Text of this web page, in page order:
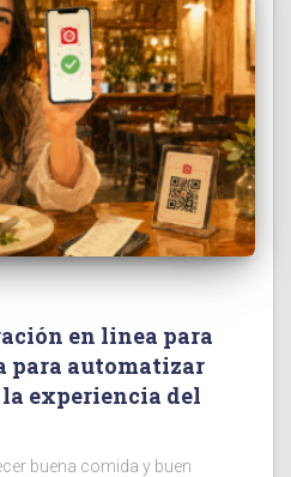
en linea para
para automatizar
experiencia del
buena comida y buen